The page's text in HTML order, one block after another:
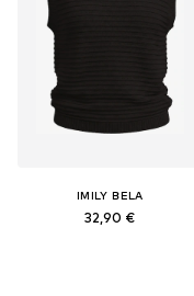
IMILY BELA
32,90 €